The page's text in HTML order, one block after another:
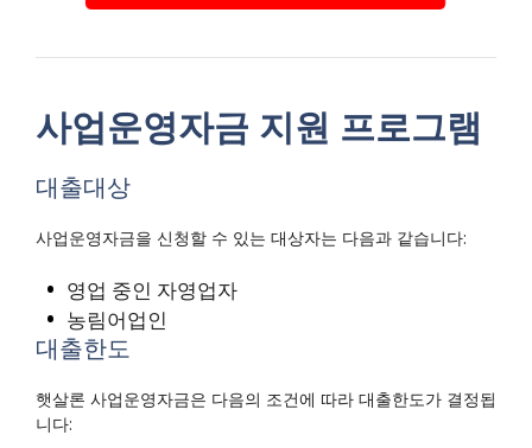
사업운영자금 지원 프로그램
대출대상
사업운영자금을 신청할 수 있는 대상자는 다음과 같습니다:
영업 중인 자영업자
농림어업인
대출한도
햇살론 사업운영자금은 다음의 조건에 따라 대출한도가 결정됩
니다: